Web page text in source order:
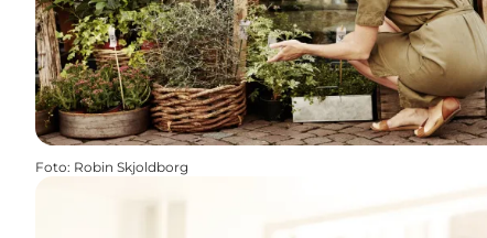
Foto: Robin Skjoldborg